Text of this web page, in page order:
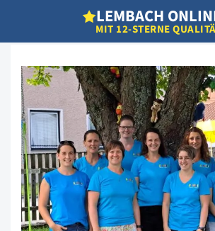
LEMBACH O
MIT 12-STERNE